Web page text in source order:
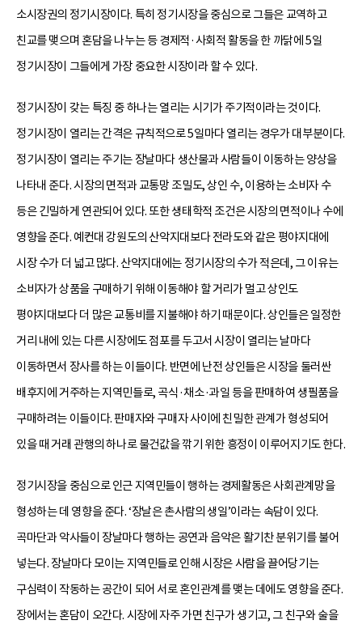
소시장권의 정기시장이다. 특히 정기시장을 중심으로 그들은 교역하고
친교를 맺으며 혼담을 나누는 등 경제적·사회적 활동을 한 까닭에 5일
정기시장이 그들에게 가장 중요한 시장이라 할 수 있다.
정기시장이 갖는 특징 중 하나는 열리는 시기가 주기적이라는 것이다.
정기시장이 열리는 간격은 규칙적으로 5일마다 열리는 경우가 대부분이다.
정기시장이 열리는 주기는 장날마다 생산물과 사람들이 이동하는 양상을
나타내 준다. 시장의 면적과 교통망 조밀도, 상인 수, 이용하는 소비자 수
등은 긴밀하게 연관되어 있다. 또한 생태학적 조건은 시장의 면적이나 수에
영향을 준다. 예컨대 강원도의 산악지대보다 전라도와 같은 평야지대에
시장 수가 더 넓고 많다. 산악지대에는 정기시장의 수가 적은데, 그 이유는
소비자가 상품을 구매하기 위해 이동해야 할 거리가 멀고 상인도
평야지대보다 더 많은 교통비를 지불해야 하기 때문이다. 상인들은 일정한
거리 내에 있는 다른 시장에도 점포를 두고서 시장이 열리는 날마다
이동하면서 장사를 하는 이들이다. 반면에 난전 상인들은 시장을 둘러싼
배후지에 거주하는 지역민들로, 곡식·채소·과일 등을 판매하여 생필품을
구매하려는 이들이다. 판매자와 구매자 사이에 친밀한 관계가 형성되어
있을 때 거래 관행의 하나로 물건값을 깎기 위한 흥정이 이루어지기도 한다.
정기시장을 중심으로 인근 지역민들이 행하는 경제활동은 사회관계망을
형성하는 데 영향을 준다. ‘장날은 촌사람의 생일’이라는 속담이 있다.
곡마단과 악사들이 장날마다 행하는 공연과 음악은 활기찬 분위기를 불어
넣는다. 장날마다 모이는 지역민들로 인해 시장은 사람을 끌어당기는
구심력이 작동하는 공간이 되어 서로 혼인관계를 맺는 데에도 영향을 준다.
장에서는 혼담이 오간다. 시장에 자주 가면 친구가 생기고, 그 친구와 술을